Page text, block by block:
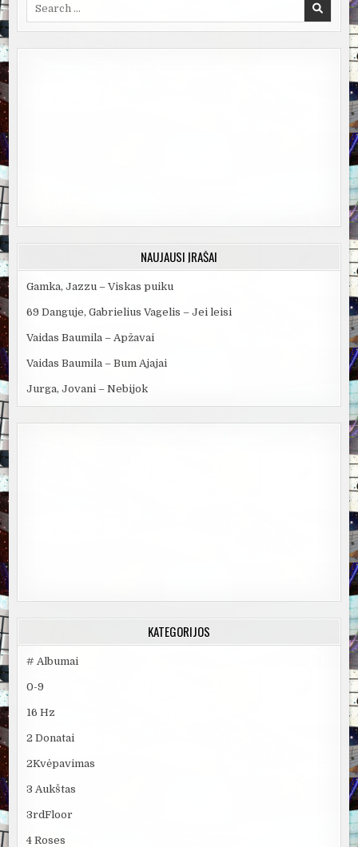
NAUJAUSI ĮRAŠAI
Gamka, Jazzu – Viskas puiku
69 Danguje, Gabrielius Vagelis – Jei leisi
Vaidas Baumila – Apžavai
Vaidas Baumila – Bum Ajajai
Jurga, Jovani – Nebijok
KATEGORIJOS
# Albumai
0-9
16 Hz
2 Donatai
2Kvėpavimas
3 Aukštas
3rdFloor
4 Roses